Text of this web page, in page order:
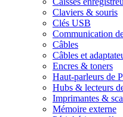
Claviers & souris
Clés USB
Communication
Câbles
Câbles et
Encres & toners
Haut-parleurs de
Hubs & lecteurs
Imprimantes &
Mémoire externe